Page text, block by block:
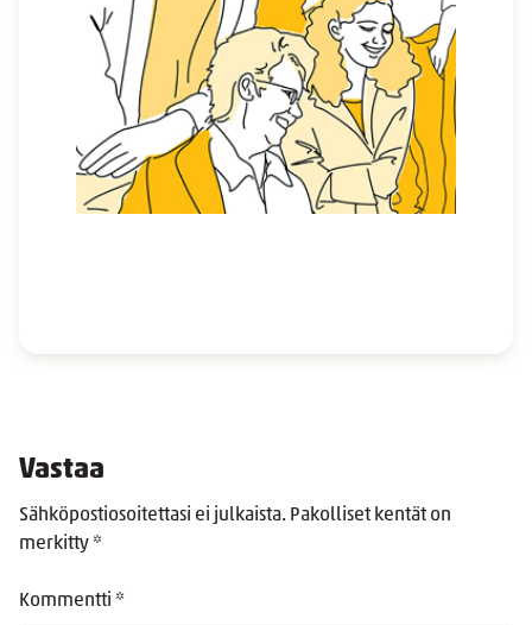
Vastaa
Sähköpostiosoitettasi ei julkaista. Pakolliset kentät on
merkitty *
Kommentti *